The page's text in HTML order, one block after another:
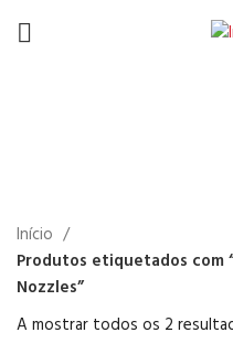
Início
Produtos etiquetados com
Nozzles”
A mostrar todos os 2